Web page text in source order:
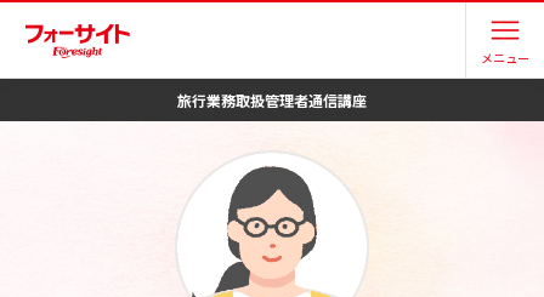
メニュー
旅行業務取扱管理者通信講座